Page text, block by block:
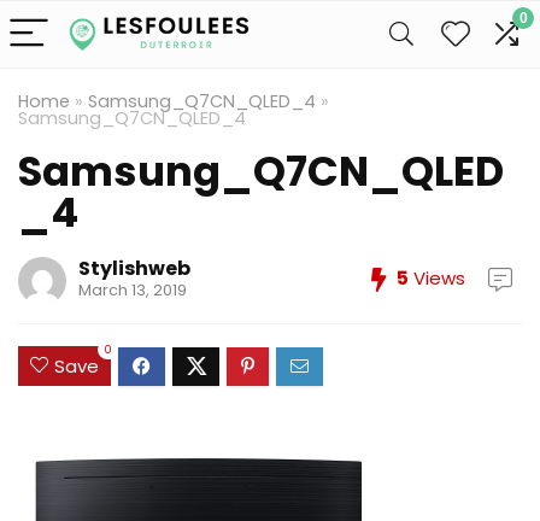
0
Home » Samsung_Q7CN_QLED_4 »
Samsung_Q7CN_QLED_4
Samsung_Q7CN_QLED
_4
Stylishweb
March 13, 2019 5 Views
Save
0